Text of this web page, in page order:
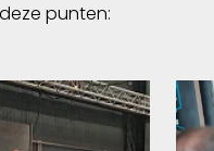
punten: